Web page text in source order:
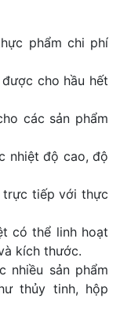
phẩm chi phí
cho hầu hết
các sản phẩm
nhiệt độ cao, độ
trực tiếp với thực
có thể linh hoạt
kích thước.
nhiều sản phẩm
thủy tinh, hộp